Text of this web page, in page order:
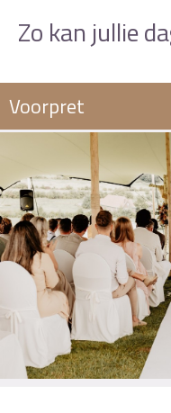
Zo kan jullie
Voorpret